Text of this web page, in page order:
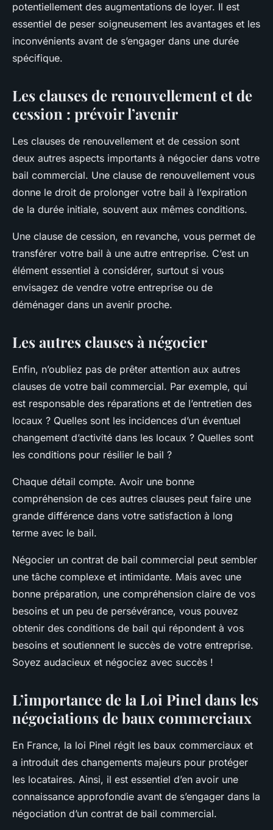
potentiellement des augmentations de loyer. Il est
essentiel de peser soigneusement les avantages et les
inconvénients avant de s’engager dans une durée
spécifique.
Les clauses de renouvellement et de
cession : prévoir l’avenir
Les clauses de renouvellement et de cession sont
deux autres aspects importants à négocier dans votre
bail commercial. Une clause de renouvellement vous
donne le droit de prolonger votre bail à l’expiration
de la durée initiale, souvent aux mêmes conditions.
Une clause de cession, en revanche, vous permet de
transférer votre bail à une autre entreprise. C’est un
élément essentiel à considérer, surtout si vous
envisagez de vendre votre entreprise ou de
déménager dans un avenir proche.
Les autres clauses à négocier
Enfin, n’oubliez pas de prêter attention aux autres
clauses de votre bail commercial. Par exemple, qui
est responsable des réparations et de l’entretien des
locaux ? Quelles sont les incidences d’un éventuel
changement d’activité dans les locaux ? Quelles sont
les conditions pour résilier le bail ?
Chaque détail compte. Avoir une bonne
compréhension de ces autres clauses peut faire une
grande différence dans votre satisfaction à long
terme avec le bail.
Négocier un contrat de bail commercial peut sembler
une tâche complexe et intimidante. Mais avec une
bonne préparation, une compréhension claire de vos
besoins et un peu de persévérance, vous pouvez
obtenir des conditions de bail qui répondent à vos
besoins et soutiennent le succès de votre entreprise.
Soyez audacieux et négociez avec succès !
L’importance de la Loi Pinel dans les
négociations de baux commerciaux
En France, la loi Pinel régit les baux commerciaux et
a introduit des changements majeurs pour protéger
les locataires. Ainsi, il est essentiel d’en avoir une
connaissance approfondie avant de s’engager dans la
négociation d’un contrat de bail commercial.